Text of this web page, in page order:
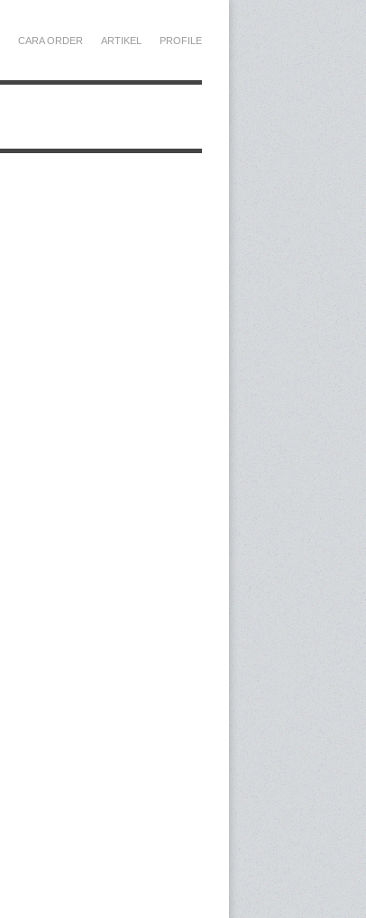
CARA ORDER ARTIKEL PROFILE